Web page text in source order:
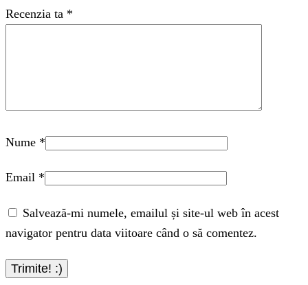
Recenzia ta *
Nume *
Email *
Salvează-mi numele, emailul și site-ul web în acest
navigator pentru data viitoare când o să comentez.